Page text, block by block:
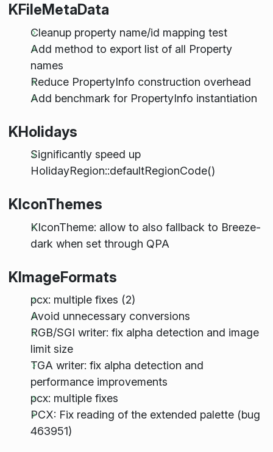
KFileMetaData
Cleanup property name/id mapping test
Add method to export list of all Property
names
Reduce PropertyInfo construction overhead
Add benchmark for PropertyInfo instantiation
KHolidays
Significantly speed up
HolidayRegion::defaultRegionCode()
KIconThemes
KIconTheme: allow to also fallback to Breeze-
dark when set through QPA
KImageFormats
pcx: multiple fixes (2)
Avoid unnecessary conversions
RGB/SGI writer: fix alpha detection and image
limit size
TGA writer: fix alpha detection and
performance improvements
pcx: multiple fixes
PCX: Fix reading of the extended palette (bug
463951)